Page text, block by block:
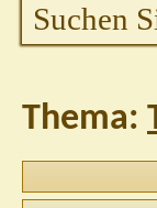
Suchen
Thema: